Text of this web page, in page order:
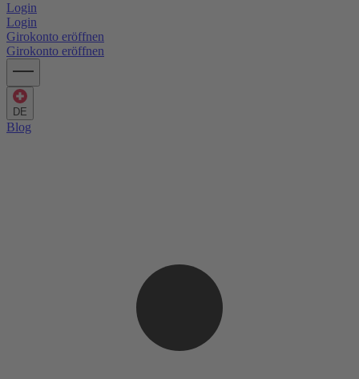
Login
Login
Girokonto eröffnen
Girokonto eröffnen
DE
Blog